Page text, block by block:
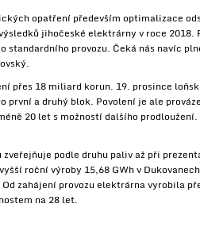
opatření především optimalizace
jihočeské elektrárny v roce 2018.
provozu. Čeká nás navíc
přes 18 miliard korun. 19. prosince
a druhý blok. Povolení je ale
20 let s možností dalšího
podle druhu paliv až při
roční výroby 15,68 GWh v
zahájení provozu elektrárna vyrobila
na 28 let.